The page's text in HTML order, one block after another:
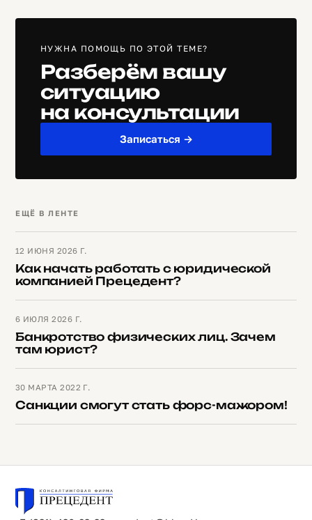
НУЖНА ПОМОЩЬ ПО ЭТОЙ ТЕМЕ?
Разберём вашу
ситуацию
на консультации
Записаться →
ЕЩЁ В ЛЕНТЕ
12 ИЮНЯ 2026 Г.
Как начать работать с юридической
компанией Прецедент?
6 ИЮЛЯ 2026 Г.
Банкротство физических лиц. Зачем
там юрист?
30 МАРТА 2022 Г.
Санкции смогут стать форс-мажором!